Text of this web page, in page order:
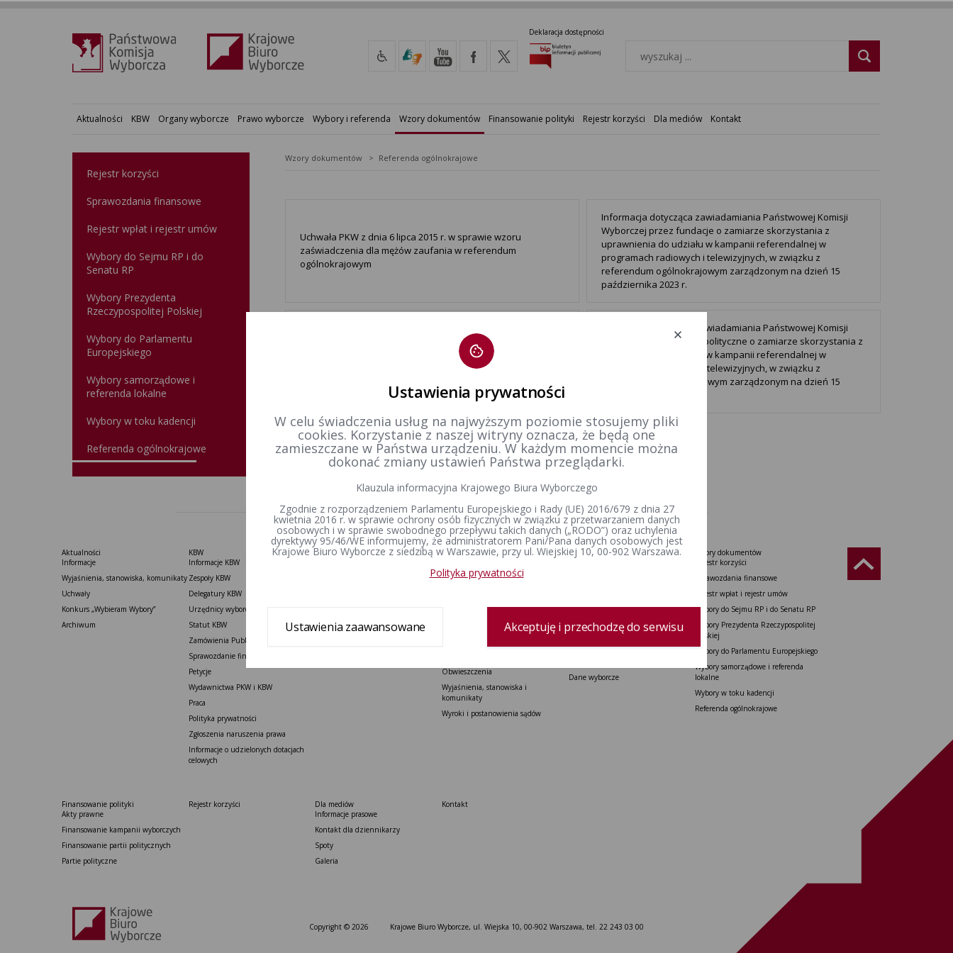
Deklaracja dostępności
Aktualności KBW Organy wyborcze Prawo wyborcze Wybory i referenda Wzory dokumentów Finansowanie polityki Rejestr korzyści Dla mediów Kontakt
Rejestr korzyści
Sprawozdania finansowe
Rejestr wpłat i rejestr umów
Wybory do Sejmu RP i do
Senatu RP
Wybory Prezydenta
Rzeczypospolitej Polskiej
Wybory do Parlamentu
Europejskiego
Wybory samorządowe i
referenda lokalne
Wybory w toku kadencji
Referenda ogólnokrajowe
Wzory dokumentów Referenda ogólnokrajowe
Uchwała PKW z dnia 6 lipca 2015 r. w sprawie wzoru
zaświadczenia dla mężów zaufania w referendum
ogólnokrajowym
Informacja dotycząca zawiadamiania Państwowej Komisji
Wyborczej przez fundacje o zamiarze skorzystania z
uprawnienia do udziału w kampanii referendalnej w
programach radiowych i telewizyjnych, w związku z
referendum ogólnokrajowym zarządzonym na dzień 15
października 2023 r.
Wyborczej przez stowarzyszenia lub inne organizacje
społeczne o zamiarze skorzystania z uprawnienia do udziału
w kampanii referendalnej w programach radiowych i
zarządzonym na dzień 15 października 2023 r.
Informacja dotycząca zawiadamiania Państwowej Komisji
Wyborczej przez partie polityczne o zamiarze skorzystania z
uprawnienia do udziału w kampanii referendalnej w
programach radiowych i telewizyjnych, w związku z
referendum ogólnokrajowym zarządzonym na dzień 15
1
Aktualności
Informacje
Wyjaśnienia, stanowiska, komunikaty
Uchwały
Konkurs „Wybieram Wybory”
Archiwum
KBW
Informacje KBW
Zespoły KBW
Delegatury ​KBW
Urzędnicy wyborczy
Statut K​BW
Zamówienia Publiczne
Sprawozdanie finansowe
Petycje
Wydawnictwa PKW i KBW
Praca
Polityka prywatności
Zgłoszenia naruszenia prawa
Informacje o udzielonych dotacjach
celowych
Organy wyborcze
Prawo wyborcze
Kodeks wyborczy
Ustawa o referendum lokalnym
Ustawa o partiach politycznych
Obwieszczenia
Wyjaśnienia, stanowiska i
komunikaty
Wyroki i postanowienia sądów
Wybory i referenda
lokalne
Referenda ogólnokrajowe
Dane wyborcze
Wzory dokumentów
Rejestr korzyści
Sprawozdania finansowe
Rejestr wpłat i rejestr umów
Wybory do Sejmu RP i do Senatu RP
Wybory Prezydenta Rzeczypospolitej
Polskiej
Wybory do Parlamentu Europejskiego
Wybory samorządowe i referenda
lokalne
Wybory w toku kadencji
Referenda ogólnokrajowe
Finansowanie polityki
Akty prawne
Finansowanie kampanii wyborczych
Finansowanie partii politycznych
Partie polityczne
Rejestr korzyści
Dla mediów
Informacje prasowe
Kontakt dla dziennikarzy
Spoty
Galeria
Kontakt
Copyright © 2026 Krajowe Biuro Wyborcze, ul. Wiejska 10, 00-902 Warszawa, tel. 22 243 03 00
Ustawienia prywatności
W celu świadczenia usług na najwyższym poziomie stosujemy pliki
cookies. Korzystanie z naszej witryny oznacza, że będą one
zamieszczane w Państwa urządzeniu. W każdym momencie można
dokonać zmiany ustawień Państwa przeglądarki.
Klauzula informacyjna Krajowego Biura Wyborczego
Zgodnie z rozporządzeniem Parlamentu Europejskiego i Rady (UE) 2016/679 z dnia 27
kwietnia 2016 r. w sprawie ochrony osób fizycznych w związku z przetwarzaniem danych
osobowych i w sprawie swobodnego przepływu takich danych („RODO”) oraz uchylenia
dyrektywy 95/46/WE informujemy, że administratorem Pani/Pana danych osobowych jest
Krajowe Biuro Wyborcze z siedzibą w Warszawie, przy ul. Wiejskiej 10, 00-902 Warszawa.
Polityka prywatności
Ustawienia zaawansowane Akceptuję i przechodzę do serwisu